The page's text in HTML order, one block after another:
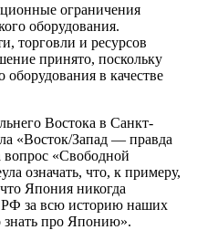
ограничения
оборудования.
торговли и ресурсов
принято, поскольку
оборудования в качестве
Востока в Санкт-
«Восток/Запад — правда
вопрос «Свободной
означать, что, к примеру,
Япония никогда
РФ за всю историю наших
про Японию».